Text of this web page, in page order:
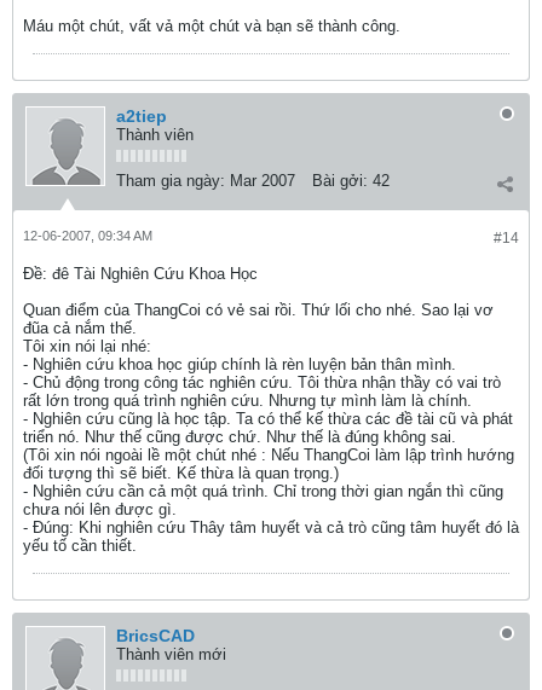
Máu một chút, vất vả một chút và bạn sẽ thành công.
a2tiep
Thành viên
Tham gia ngày: Mar 2007 Bài gởi: 42
#14
12-06-2007, 09:34 AM
Ðề: đê Tài Nghiên Cứu Khoa Học
Quan điểm của ThangCoi có vẻ sai rồi. Thứ lối cho nhé. Sao lại vơ
đũa cả nắm thế.
Tôi xin nói lại nhé:
- Nghiên cứu khoa học giúp chính là rèn luyện bản thân mình.
- Chủ động trong công tác nghiên cứu. Tôi thừa nhận thầy có vai trò
rất lớn trong quá trình nghiên cứu. Nhưng tự mình làm là chính.
- Nghiên cứu cũng là học tập. Ta có thể kế thừa các đề tài cũ và phát
triển nó. Như thế cũng được chứ. Như thế là đúng không sai.
(Tôi xin nói ngoài lề một chút nhé : Nếu ThangCoi làm lập trình hướng
đối tượng thì sẽ biết. Kế thừa là quan trọng.)
- Nghiên cứu cần cả một quá trình. Chỉ trong thời gian ngắn thì cũng
chưa nói lên được gì.
- Đúng: Khi nghiên cứu Thây tâm huyết và cả trò cũng tâm huyết đó là
yếu tố cần thiết.
BricsCAD
Thành viên mới